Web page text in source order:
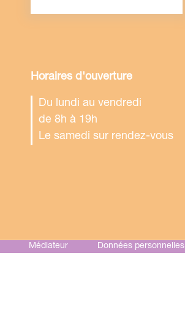
Horaires d'ouverture
Du lundi au vendredi
de 8h à 19h
Le samedi sur rendez-vous
Médiateur Données personnelles